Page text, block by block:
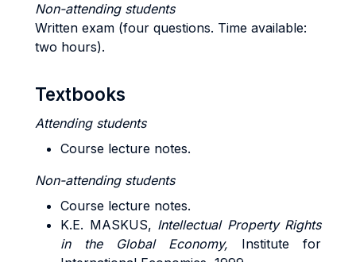
Non-attending students
Written exam (four questions. Time available:
two hours).
Textbooks
Attending students
Course lecture notes.
Non-attending students
Course lecture notes.
K.E. MASKUS, Intellectual Property Rights
in the Global Economy, Institute for